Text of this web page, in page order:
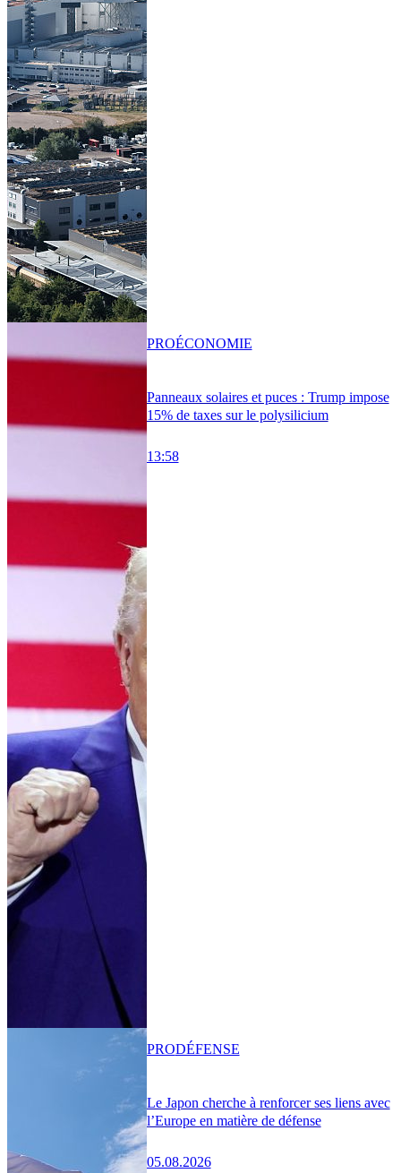
Panneaux solaires et puces : Trump impose
15% de taxes sur le polysilicium
13:58
PROÉCONOMIE
Le Japon cherche à renforcer ses liens avec
l’Europe en matière de défense
05.08.2026
PRODÉFENSE